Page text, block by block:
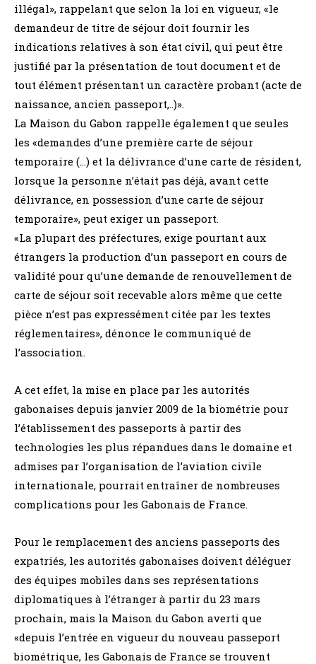
illégal», rappelant que selon la loi en vigueur, «le
demandeur de titre de séjour doit fournir les
indications relatives à son état civil, qui peut être
justifié par la présentation de tout document et de
tout élément présentant un caractère probant (acte de
naissance, ancien passeport,..)».
La Maison du Gabon rappelle également que seules
les «demandes d’une première carte de séjour
temporaire (…) et la délivrance d’une carte de résident,
lorsque la personne n’était pas déjà, avant cette
délivrance, en possession d’une carte de séjour
temporaire», peut exiger un passeport.
«La plupart des préfectures, exige pourtant aux
étrangers la production d’un passeport en cours de
validité pour qu’une demande de renouvellement de
carte de séjour soit recevable alors même que cette
pièce n’est pas expressément citée par les textes
réglementaires», dénonce le communiqué de
l’association.
A cet effet, la mise en place par les autorités
gabonaises depuis janvier 2009 de la biométrie pour
l’établissement des passeports à partir des
technologies les plus répandues dans le domaine et
admises par l’organisation de l’aviation civile
internationale, pourrait entraîner de nombreuses
complications pour les Gabonais de France.
Pour le remplacement des anciens passeports des
expatriés, les autorités gabonaises doivent déléguer
des équipes mobiles dans ses représentations
diplomatiques à l’étranger à partir du 23 mars
prochain, mais la Maison du Gabon averti que
«depuis l’entrée en vigueur du nouveau passeport
biométrique, les Gabonais de France se trouvent